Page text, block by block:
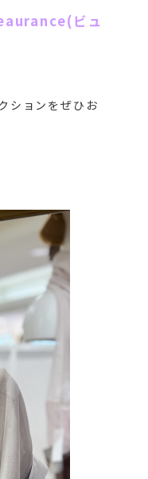
ビュ
ションをぜひお